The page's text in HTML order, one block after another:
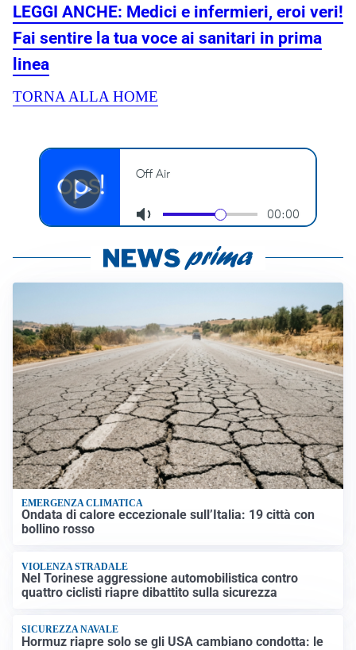
LEGGI ANCHE: Medici e infermieri, eroi veri!
Fai sentire la tua voce ai sanitari in prima
linea
TORNA ALLA HOME
EMERGENZA CLIMATICA
Ondata di calore eccezionale sull’Italia: 19 città con
bollino rosso
VIOLENZA STRADALE
Nel Torinese aggressione automobilistica contro
quattro ciclisti riapre dibattito sulla sicurezza
SICUREZZA NAVALE
Hormuz riapre solo se gli USA cambiano condotta: le